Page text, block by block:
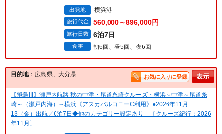
出発地 横浜港
旅行代金 560,000～896,000円
旅行日数 6泊7日
食事 朝6回、昼5回、夜6回
目的地：広島県、大分県 お気に入りに登録
【飛鳥III】瀬戸内航路 秋の中津・尾道糸崎クルーズ・横浜～中津～尾道糸
崎～（瀬戸内海）～横浜《アスカバルコニーC利用》●2026年11月
13（金）出航／6泊7日◆他のカテゴリー設定あり 〔クルーズ紀行：2026
年11月〕